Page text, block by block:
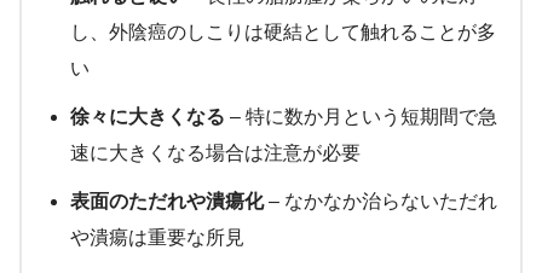
し、外陰癌のしこりは硬結として触れることが多
い
徐々に大きくなる – 特に数か月という短期間で急
速に大きくなる場合は注意が必要
表面のただれや潰瘍化– なかなか治らないただれ
や潰瘍は重要な所見